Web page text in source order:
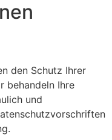
den Schutz Ihrer
behandeln Ihre
und